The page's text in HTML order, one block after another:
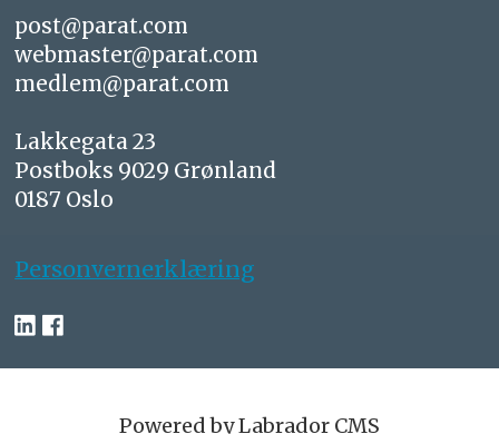
post@parat.com
webmaster@parat.com
medlem@parat.com
Lakkegata 23
Postboks 9029 Grønland
0187 Oslo
Personvernerklæring
Powered by Labrador CMS